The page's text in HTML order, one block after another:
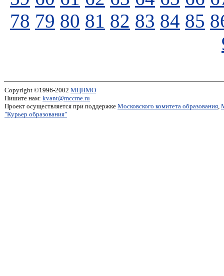
78 79 80 81 82 83 84 85
Copyright ©1996-2002 МЦНМО
Пишите нам: kvant@mccme.ru
Проект осуществляется при поддержке Московского комитета образования,
"Курьер образования"